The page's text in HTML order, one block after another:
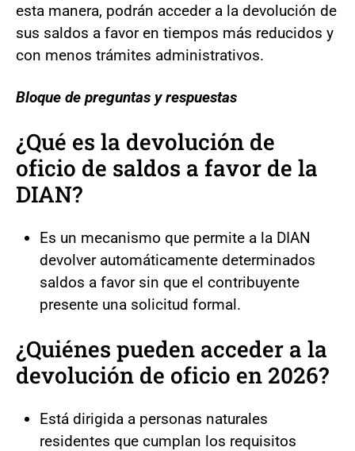
esta manera, podrán acceder a la devolución de
sus saldos a favor en tiempos más reducidos y
con menos trámites administrativos.
Bloque de preguntas y respuestas
¿Qué es la devolución de
oficio de saldos a favor de la
DIAN?
Es un mecanismo que permite a la DIAN
devolver automáticamente determinados
saldos a favor sin que el contribuyente
presente una solicitud formal.
¿Quiénes pueden acceder a la
devolución de oficio en 2026?
Está dirigida a personas naturales
residentes que cumplan los requisitos